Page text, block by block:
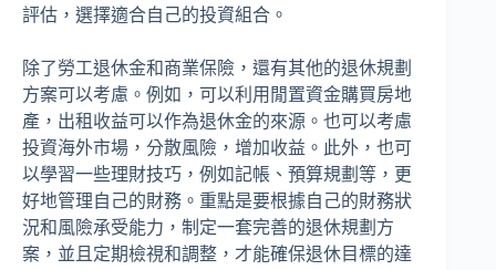
評估，選擇適合自己的投資組合。
除了勞工退休金和商業保險，還有其他的退休規劃
方案可以考慮。例如，可以利用閒置資金購買房地
產，出租收益可以作為退休金的來源。也可以考慮
投資海外市場，分散風險，增加收益。此外，也可
以學習一些理財技巧，例如記帳、預算規劃等，更
好地管理自己的財務。重點是要根據自己的財務狀
況和風險承受能力，制定一套完善的退休規劃方
案，並且定期檢視和調整，才能確保退休目標的達